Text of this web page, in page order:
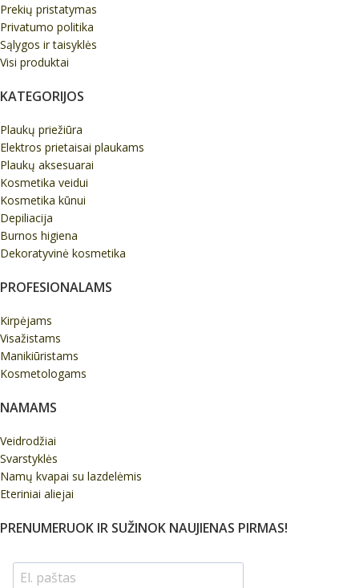
Prekių pristatymas
Privatumo politika
Sąlygos ir taisyklės
Visi produktai
KATEGORIJOS
Plaukų priežiūra
Elektros prietaisai plaukams
Plaukų aksesuarai
Kosmetika veidui
Kosmetika kūnui
Depiliacija
Burnos higiena
Dekoratyvinė kosmetika
PROFESIONALAMS
Kirpėjams
Visažistams
Manikiūristams
Kosmetologams
NAMAMS
Veidrodžiai
Svarstyklės
Namų kvapai su lazdelėmis
Eteriniai aliejai
PRENUMERUOK IR SUŽINOK NAUJIENAS PIRMAS!